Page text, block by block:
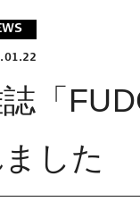
「
した